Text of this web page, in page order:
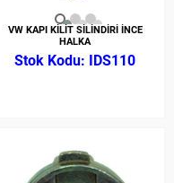
VW KAPI KİLİT SİLİNDİRİ İNCE
HALKA
IDS110